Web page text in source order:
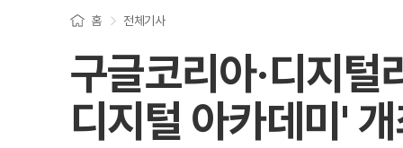
홈 전체기사
구글코리아·디지
디지털 아카데미'